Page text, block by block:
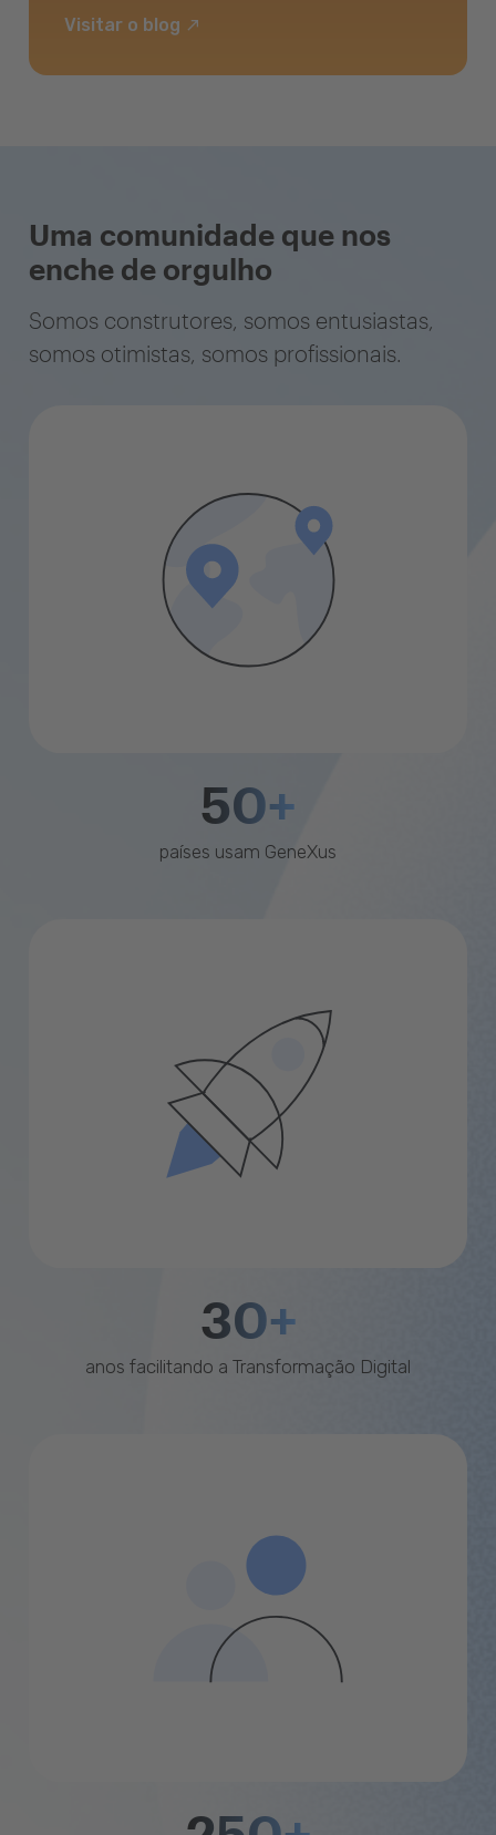
Visitar o blog
Uma comunidade que nos
enche de orgulho
Somos construtores, somos entusiastas,
somos otimistas, somos profissionais.
50+
países usam GeneXus
30+
anos facilitando a Transformação Digital